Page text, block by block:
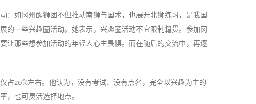
：如冈州醒狮团不但推动南狮与国术，也展开北狮练习，是我国
的一些兴趣圈活动。她表示，兴趣圈活动不宜限制籍贯。参加冈
让那些想参加活动的年轻人心生畏惧。而在随后的交流中，再逐
占20%左右。他认为，没有考试、没有点名，完全以兴趣为主的
，也可灵活选择地点。